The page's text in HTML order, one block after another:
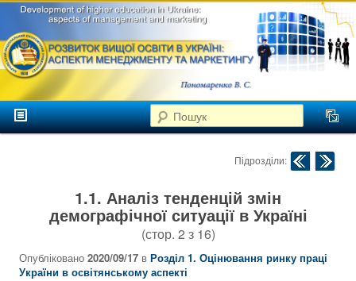
Розвиток
вищої
освіти в
Україні
аспекти
менеджменту та
маркетингу
Пошук
Головне менюПерейти до головного контенту
Перейти до додаткового контенту
Навігація по
Підрозділи:
1.1. Аналіз тенденцій змін
демографічної ситуації в Україні
(стор. 2 з 16)
Опубліковано2020/09/17 вРозділ 1. Оцінювання ринку праці
України в освітянському аспекті